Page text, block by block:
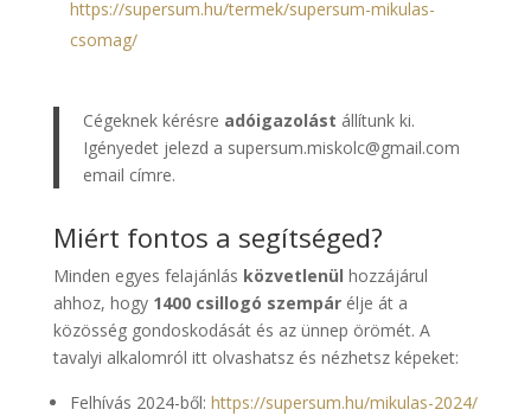
https://supersum.hu/termek/supersum-mikulas-
csomag/
Cégeknek kérésre adóigazolást állítunk ki.
Igényedet jelezd a supersum.miskolc@gmail.com
email címre.
Miért fontos a segítséged?
Minden egyes felajánlás közvetlenül hozzájárul
ahhoz, hogy 1400 csillogó szempárélje át a
közösség gondoskodását és az ünnep örömét. A
tavalyi alkalomról itt olvashatsz és nézhetsz képeket:
Felhívás 2024-ből: https://supersum.hu/mikulas-2024/